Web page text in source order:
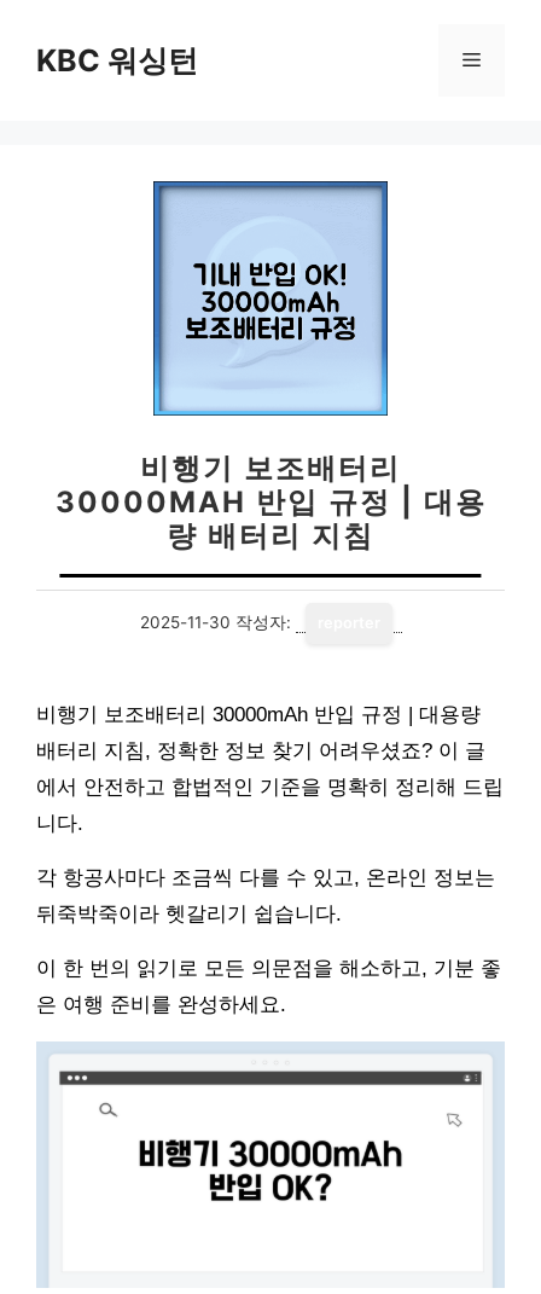
KBC 워싱턴 메
비행기 보조배터리
30000MAH 반입 규정 | 대용
량 배터리 지침
2025-11-30 작성자:
비행기 보조배터리 30000mAh 반입 규정 | 대용량
배터리 지침, 정확한 정보 찾기 어려우셨죠? 이 글
에서 안전하고 합법적인 기준을 명확히 정리해 드립
니다.
각 항공사마다 조금씩 다를 수 있고, 온라인 정보는
뒤죽박죽이라 헷갈리기 쉽습니다.
이 한 번의 읽기로 모든 의문점을 해소하고, 기분 좋
은 여행 준비를 완성하세요.